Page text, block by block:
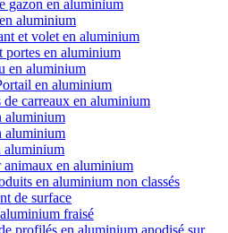
gazon en aluminium
aluminium
et volet en aluminium
portes en aluminium
en aluminium
en aluminium
de carreaux en aluminium
aluminium
aluminium
aluminium
animaux en aluminium
en aluminium non classés
de surface
fraisé
profilés en aluminium anodisé sur